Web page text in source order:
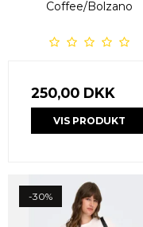
Coffee/Bolzano
250,00 DKK
VIS PRODUKT
-30%